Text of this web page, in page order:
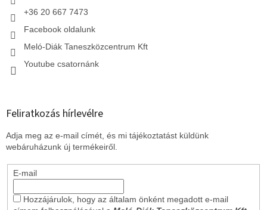
+36 20 667 7473
Facebook oldalunk
Meló-Diák Taneszközcentrum Kft
Youtube csatornánk
Feliratkozás hírlevélre
Adja meg az e-mail címét, és mi tájékoztatást küldünk
webáruházunk új termékeiről.
E-mail
Hozzájárulok, hogy az általam önként megadott e-mail